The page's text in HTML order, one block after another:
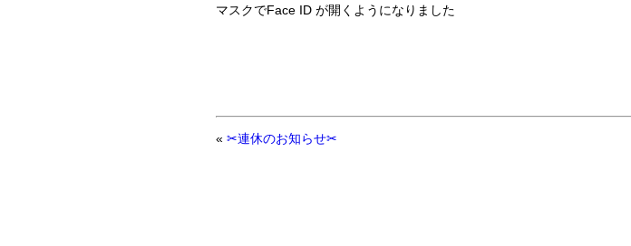
マスクでFace ID が開くようになりました
« ✂連休のお知らせ✂